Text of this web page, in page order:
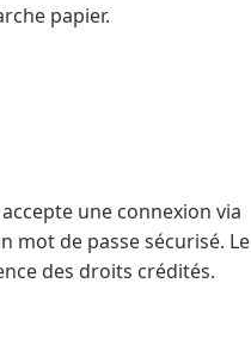
papier.
une connexion via
mot de passe sécurisé. Le
des droits crédités.